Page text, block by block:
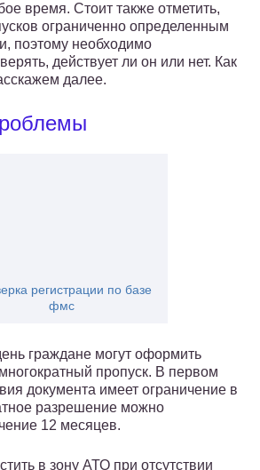
время. Стоит также отметить,
ограниченно определенным
поэтому необходимо
действует ли он или нет. Как
далее.
регистрации по базе
фмс
граждане могут оформить
пропуск. В первом
документа имеет ограничение в
разрешение можно
12 месяцев.
в зону АТО при отсутствии